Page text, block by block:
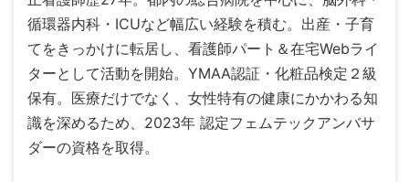
循環器内科・ICUなど幅広い経験を積む。出産・子育
てをきっかけに転居し、看護師パート＆在宅Webライ
ターとして活動を開始。YMAA認証・化粧品検定２級
保有。医療だけでなく、女性特有の健康にかかわる知
識を深めるため、2023年 認定フェムテックアンバサ
ダーの資格を取得。